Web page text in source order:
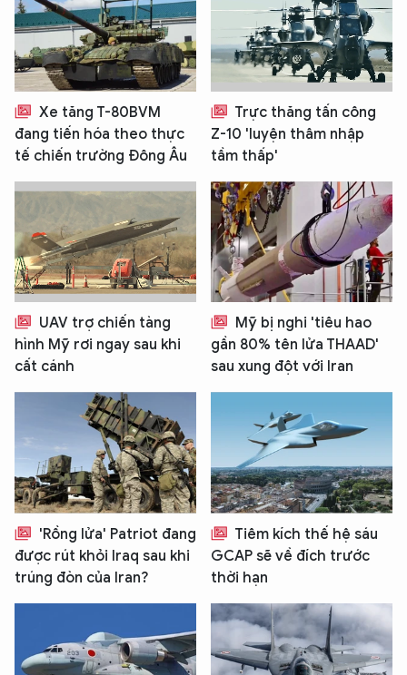
Xe tăng T-80BVM
đang tiến hóa theo thực
tế chiến trường Đông Âu
Trực thăng tấn công
Z-10 'luyện thâm nhập
tầm thấp'
UAV trợ chiến tàng
hình Mỹ rơi ngay sau khi
cất cánh
Mỹ bị nghi 'tiêu hao
gần 80% tên lửa THAAD'
sau xung đột với Iran
'Rồng lửa' Patriot đang
được rút khỏi Iraq sau khi
trúng đòn của Iran?
Tiêm kích thế hệ sáu
GCAP sẽ về đích trước
thời hạn